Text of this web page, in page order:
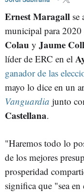
AYUNTAMIENTO DE
Ernest Maragall se
municipal para
Colau y Jaume
líder de ERC en el
ganador de las
mayo lo dice en un
Vanguardia junto
Castellana.
"Haremos todo lo
de los mejores
prosperidad
significa que "sea